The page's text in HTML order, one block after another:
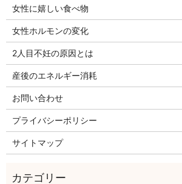
女性に嬉しい食べ物
女性ホルモンの変化
2人目不妊の原因とは
産後のエネルギー消耗
お問い合わせ
プライバシーポリシー
サイトマップ